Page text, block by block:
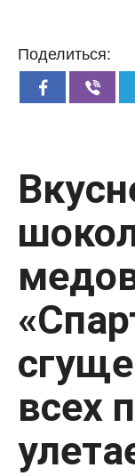
Поделиться:
всех